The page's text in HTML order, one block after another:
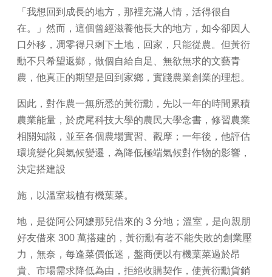
「我想回到成長的地方，那裡充滿人情，活得很自
在。」然而，這個曾經滋養他長大的地方，如今卻因人
口外移，凋零得只剩下土地，回家，只能從農。但黃衍
勳不只希望返鄉，做個自給自足、無欲無求的文藝青
農，他真正的期望是回到家鄉，實踐農業創業的理想。
因此，對作農一無所悉的黃衍勳，先以一年的時間累積
農業能量，於虎尾科技大學的農民大學念書，修習農業
相關知識，並至各個農場實習、觀摩；一年後，他評估
環境變化與氣候變遷，為降低極端氣候對作物的影響，
決定搭建設
施，以溫室栽植有機葉菜。
地，是從阿公阿嬷那兒借來的 3 分地；溫室，是向親朋
好友借來 300 萬搭建的，黃衍勳有著不能失敗的創業壓
力，無奈，每逢菜價低迷，盤商便以有機葉菜過於昂
貴、市場需求降低為由，拒絕收購契作，使黃衍勳貨銷